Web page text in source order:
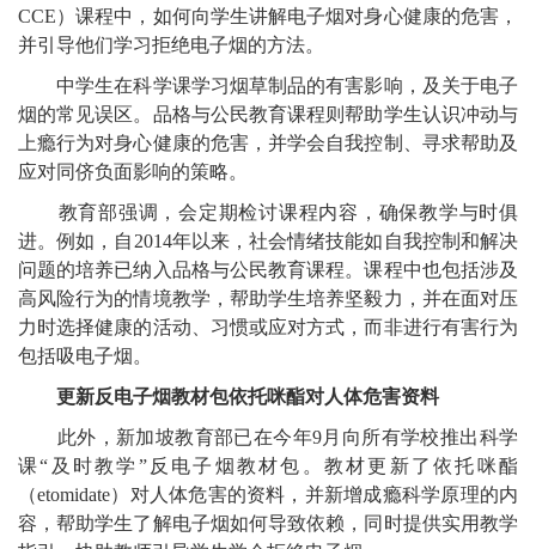
CCE）课程中，如何向学生讲解电子烟对身心健康的危害，
并引导他们学习拒绝电子烟的方法。
中学生在科学课学习烟草制品的有害影响，及关于电子
烟的常见误区。品格与公民教育课程则帮助学生认识冲动与
上瘾行为对身心健康的危害，并学会自我控制、寻求帮助及
应对同侪负面影响的策略。
教育部强调，会定期检讨课程内容，确保教学与时俱
进。例如，自2014年以来，社会情绪技能如自我控制和解决
问题的培养已纳入品格与公民教育课程。课程中也包括涉及
高风险行为的情境教学，帮助学生培养坚毅力，并在面对压
力时选择健康的活动、习惯或应对方式，而非进行有害行为
包括吸电子烟。
更新反电子烟教材包依托咪酯对人体危害资料
此外，新加坡教育部已在今年9月向所有学校推出科学
课“及时教学”反电子烟教材包。教材更新了依托咪酯
（etomidate）对人体危害的资料，并新增成瘾科学原理的内
容，帮助学生了解电子烟如何导致依赖，同时提供实用教学